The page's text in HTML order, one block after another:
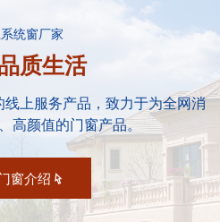
统窗厂家
质生活
上服务产品，致力于为全网消
高颜值的门窗产品。
窗介绍